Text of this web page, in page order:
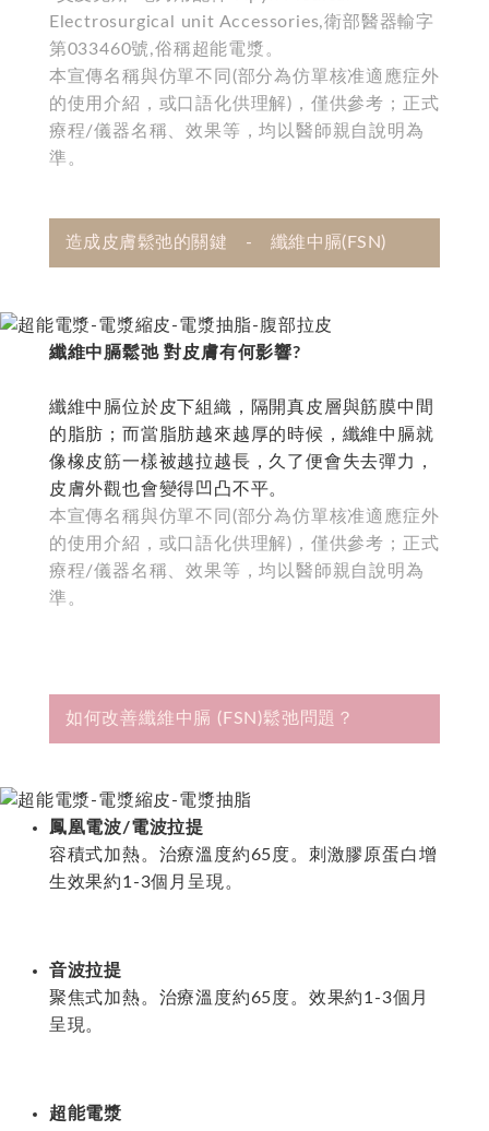
Electrosurgical unit Accessories,衛部醫器輸字
第033460號,俗稱超能電漿。
本宣傳名稱與仿單不同(部分為仿單核准適應症外
的使用介紹，或口語化供理解)，僅供參考；正式
療程/儀器名稱、效果等，均以醫師親自說明為
準。
造成皮膚鬆弛的關鍵 - 纖維中膈(FSN)
纖維中膈鬆弛 對皮膚有何影響?
纖維中膈位於皮下組織，隔開真皮層與筋膜中間
的脂肪；而當脂肪越來越厚的時候，纖維中膈就
像橡皮筋一樣被越拉越長，久了便會失去彈力，
皮膚外觀也會變得凹凸不平。
本宣傳名稱與仿單不同(部分為仿單核准適應症外
的使用介紹，或口語化供理解)，僅供參考；正式
療程/儀器名稱、效果等，均以醫師親自說明為
準。
如何改善纖維中膈 (FSN)鬆弛問題？
鳳凰電波/電波拉提
容積式加熱。治療溫度約65度。刺激膠原蛋白增
生效果約1-3個月呈現。
音波拉提
聚焦式加熱。治療溫度約65度。效果約1-3個月
呈現。
超能電漿